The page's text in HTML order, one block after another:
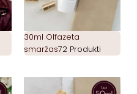
30ml Olfazeta
smaržas72 Produkti